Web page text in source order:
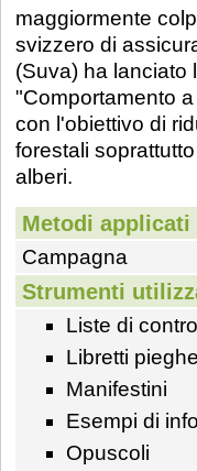
maggiormente
svizzero di
(Suva) ha lanciato
"Comportamento
con l'obiettivo di
forestali
alberi.
Metodi applicati
Campagna
Strumenti
Liste di
Libretti
Manifestini
Esempi di
Opuscoli